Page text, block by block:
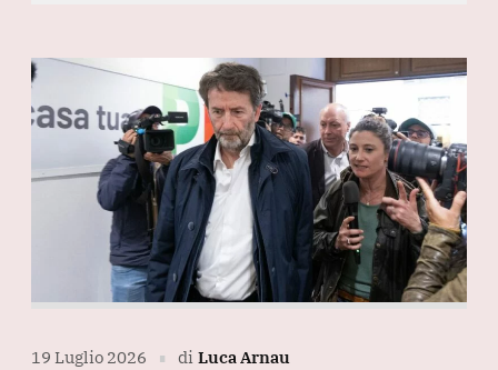
19 Luglio 2026 ∎ di Luca Arnau